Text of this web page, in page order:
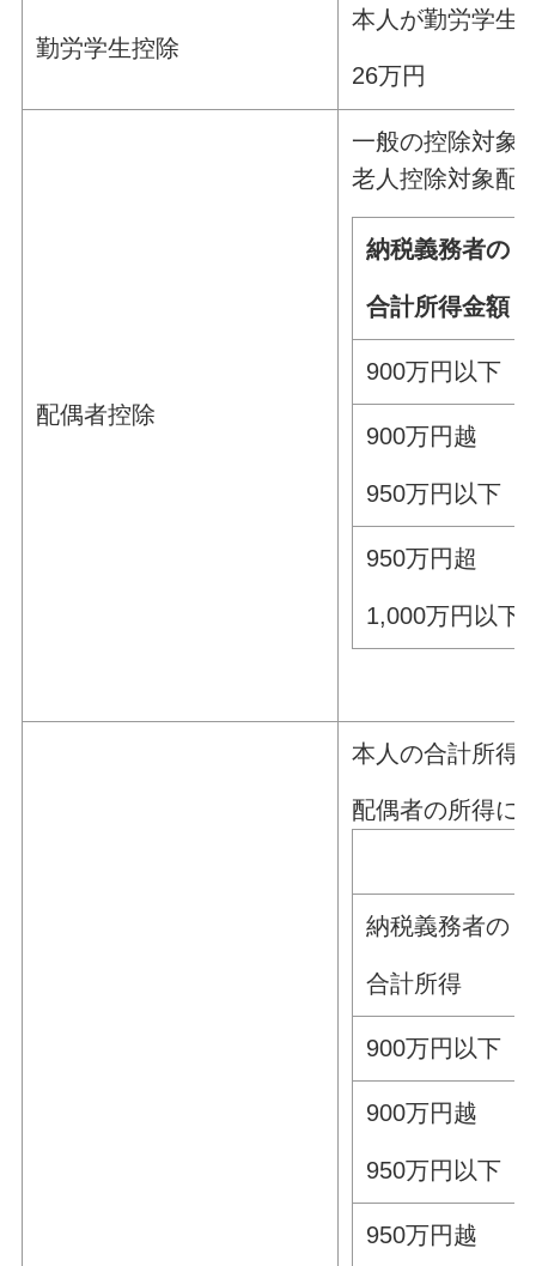
勤労学生控除
本人が勤労学生
26万円
配偶者控除
一般の控
老人控除対象
納税義務者の
合計所得金額
900万円以下
900万円越
950万円以下
950万円超
1,000万円以下
本人の合計所得
配偶者の所得に
納税義務者の
合計所得
900万円以下
900万円越
950万円以下
950万円越